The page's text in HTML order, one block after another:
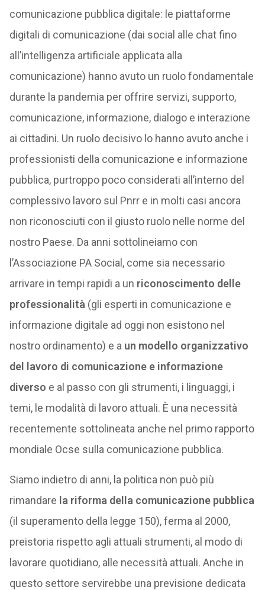
comunicazione pubblica digitale: le piattaforme
digitali di comunicazione (dai social alle chat fino
all’intelligenza artificiale applicata alla
comunicazione) hanno avuto un ruolo fondamentale
durante la pandemia per offrire servizi, supporto,
comunicazione, informazione, dialogo e interazione
ai cittadini. Un ruolo decisivo lo hanno avuto anche i
professionisti della comunicazione e informazione
pubblica, purtroppo poco considerati all’interno del
complessivo lavoro sul Pnrr e in molti casi ancora
non riconosciuti con il giusto ruolo nelle norme del
nostro Paese. Da anni sottolineiamo con
l’Associazione PA Social, come sia necessario
arrivare in tempi rapidi a un riconoscimento delle
professionalità (gli esperti in comunicazione e
informazione digitale ad oggi non esistono nel
nostro ordinamento) e a un modello organizzativo
del lavoro di comunicazione e informazione
diverso e al passo con gli strumenti, i linguaggi, i
temi, le modalità di lavoro attuali. È una necessità
recentemente sottolineata anche nel primo rapporto
mondiale Ocse sulla comunicazione pubblica.
Siamo indietro di anni, la politica non può più
rimandare la riforma della comunicazione pubblica
(il superamento della legge 150), ferma al 2000,
preistoria rispetto agli attuali strumenti, al modo di
lavorare quotidiano, alle necessità attuali. Anche in
questo settore servirebbe una previsione dedicata